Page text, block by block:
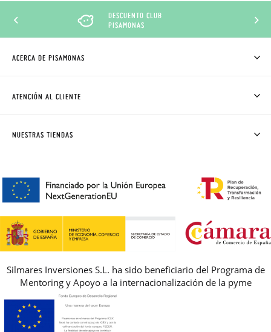
DESCUENTO CLUB
PISAMONAS
ACERCA DE PISAMONAS
CÓMO COMPRAR
AVISO LEGAL, PRIVACIDAD Y COOKIES
REBAJAS
ATENCIÓN AL CLIENTE
PREGUNTAS FRECUENTES
NUESTRAS TIENDAS
Silmares Inversiones S.L. ha sido beneficiario del Programa de
Mentoring y Apoyo a la internacionalización de la pyme